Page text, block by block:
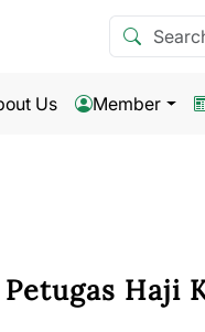
Search
Us Member
Haji